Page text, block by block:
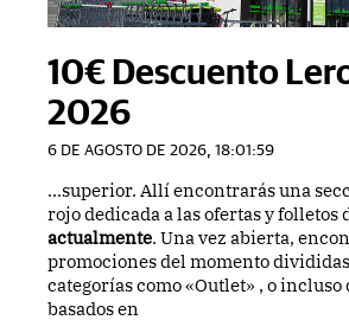
10€ Descuento
2026
6 DE AGOSTO DE 2026, 18:01:59
...superior. Allí encontrarás una
rojo dedicada a las ofertas y folletos
actualmente. Una vez abierta,
promociones del momento
categorías como «Outlet» , o incluso
basados en